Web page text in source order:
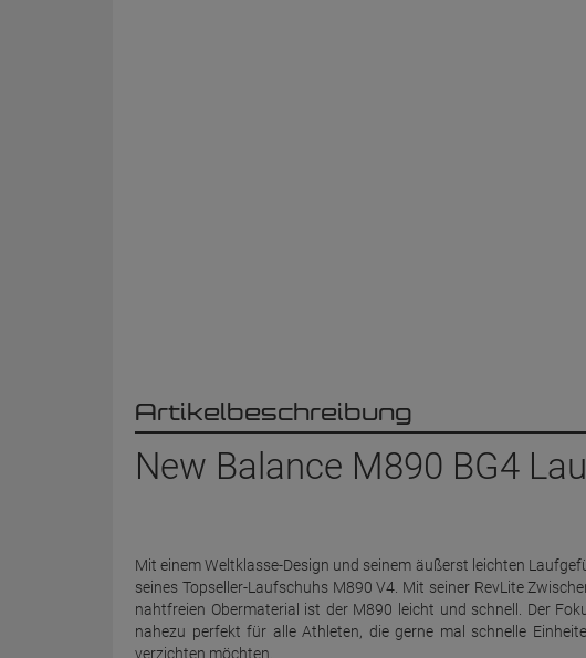
Artikelbeschreibung
New Balance M890 BG4
Mit einem Weltklasse-Design und seinem äußerst leichten
seines Topseller-Laufschuhs M890 V4. Mit seiner RevLite
nahtfreien Obermaterial ist der M890 leicht und schnell. Der
nahezu perfekt für alle Athleten, die gerne mal schnelle
verzichten möchten.